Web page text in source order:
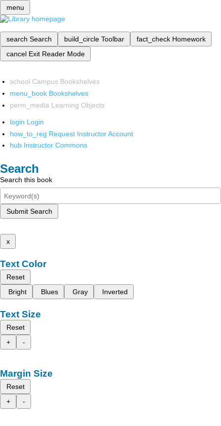
menu
search Search build_circle Toolbar fact_check Homework
cancel Exit Reader Mode
school Campus Bookshelves
menu_book Bookshelves
perm_media Learning Objects
login Login
how_to_reg Request Instructor Account
hub Instructor Commons
Search
Search this book
Submit Search
x
Text Color
Reset
Bright
Blues Gray Inverted
Text Size
Reset
+
-
Margin Size
Reset
+
-